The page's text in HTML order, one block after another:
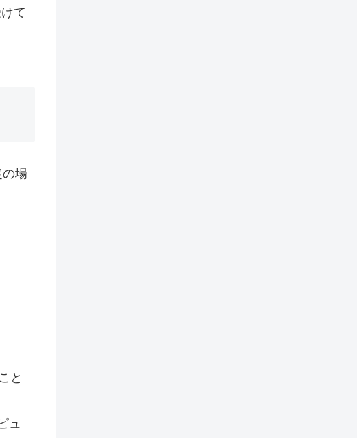
て
の場
と
ュ